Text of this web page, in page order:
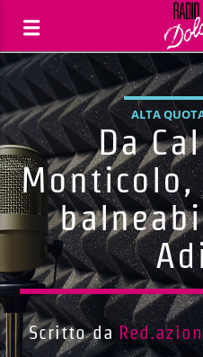
Traccia corrente
ALTA
Da
Scritto da